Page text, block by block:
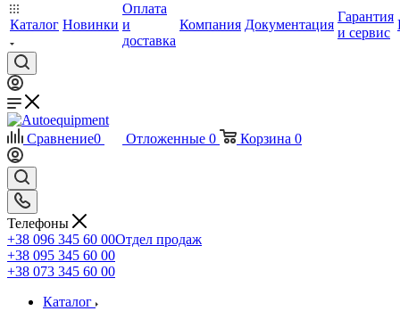
Каталог Новинки
Оплата
и
доставка
Компания Документация
Гарантия
и сервис
Сравнение0 Отложенные 0 Корзина 0
Телефоны
+38 096 345 60 00Отдел продаж
+38 095 345 60 00
+38 073 345 60 00
Каталог